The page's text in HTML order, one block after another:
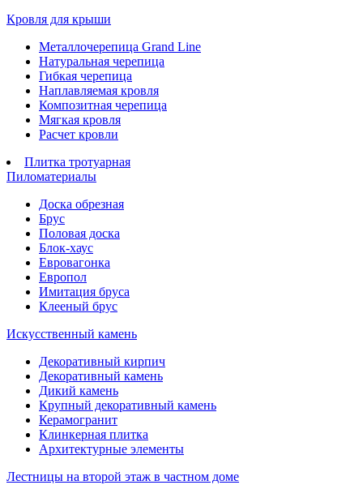
Кровля для крыши
Металлочерепица Grand Line
Натуральная черепица
Гибкая черепица
Наплавляемая кровля
Композитная черепица
Мягкая кровля
Расчет кровли
Плитка тротуарная
Пиломатериалы
Доска обрезная
Брус
Половая доска
Блок-хаус
Евровагонка
Европол
Имитация бруса
Клееный брус
Искусственный камень
Декоративный кирпич
Декоративный камень
Дикий камень
Крупный декоративный камень
Керамогранит
Клинкерная плитка
Архитектурные элементы
Лестницы на второй этаж в частном доме